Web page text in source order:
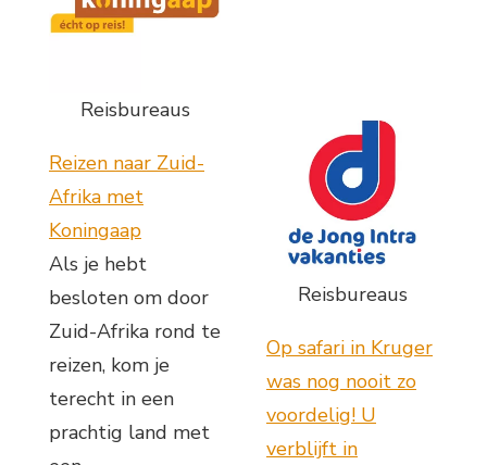
Reisbureaus
Reizen naar Zuid-
Afrika met
Koningaap
Als je hebt
besloten om door
Zuid-Afrika rond te
reizen, kom je
terecht in een
prachtig land met
Reisbureaus
Op safari in Kruger
was nog nooit zo
voordelig! U
verblijft in